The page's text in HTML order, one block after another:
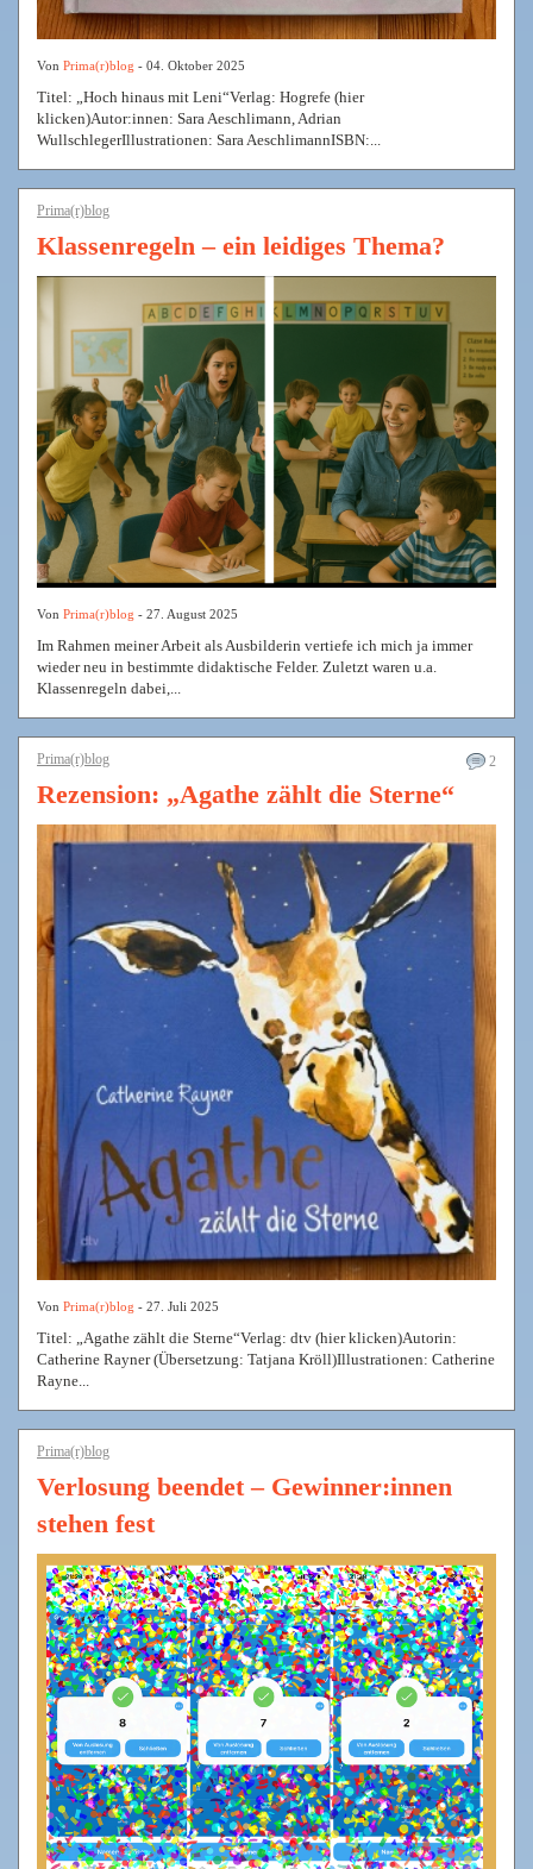
Von Prima(r)blog - 04. Oktober 2025
Titel: „Hoch hinaus mit Leni“Verlag: Hogrefe (hier
klicken)Autor:innen: Sara Aeschlimann, Adrian
WullschlegerIllustrationen: Sara AeschlimannISBN:...
Prima(r)blog
Klassenregeln – ein leidiges Thema?
Von Prima(r)blog - 27. August 2025
Im Rahmen meiner Arbeit als Ausbilderin vertiefe ich mich ja immer
wieder neu in bestimmte didaktische Felder. Zuletzt waren u.a.
Klassenregeln dabei,...
2
Prima(r)blog
Rezension: „Agathe zählt die Sterne“
Von Prima(r)blog - 27. Juli 2025
Titel: „Agathe zählt die Sterne“Verlag: dtv (hier klicken)Autorin:
Catherine Rayner (Übersetzung: Tatjana Kröll)Illustrationen: Catherine
Rayne...
Prima(r)blog
Verlosung beendet – Gewinner:innen
stehen fest